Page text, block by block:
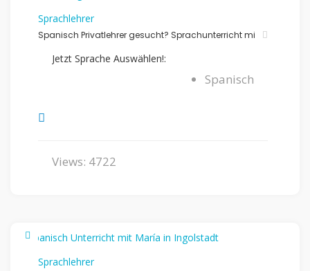
Sprachlehrer
Spanisch Privatlehrer gesucht? Sprachunterricht mi
Jetzt Sprache Auswählen!:
Spanisch
Views: 4722
Sprachlehrer